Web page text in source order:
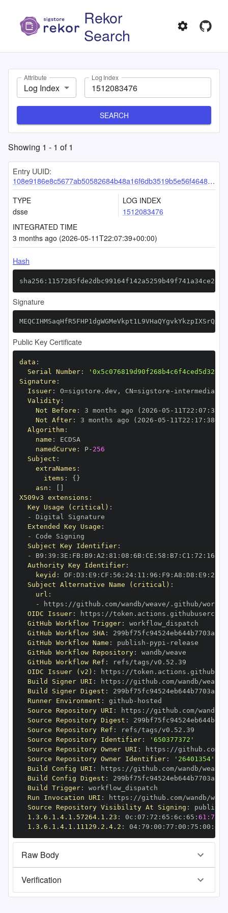
Rekor
Search
Attribute
Log Index
Log Index
SEARCH
Showing 1 - 1 of1
Entry UUID:
108e9186e8c5677ab50582684b48a16f6db3519b5e56f46489fc982b21c67ff8518e8bb02206a742
TYPE
dsse
LOG INDEX
1512083476
INTEGRATED TIME
3 months ago (2026-05-11T22:07:39+00:00)
Hash
Signature
Public Key Certificate
data :
Serial Number:
Signature :
Issuer: O=sigstore.dev , CN=sigstore -
Validity:
Not Before : 3 months ago (2026 -05 - 11T22 : 07 :
Not After: 3 months ago (2026 -05 - 11T22 : 17 : 38+00
Algorithm:
name :
namedCurve : P- 256
Subject :
extraNames :
items : { }
asn :
X509v3 extensions :
Key Usage (critical) :
-
Extended Key Usage :
-
Subject Key Identifier:
-
B9 : 39 : 3E : FB: B9 : A2 : 81 : 08 : 6B: CE : 58 : B7 : C1 : 72 : 16
Authority Key Identifier:
keyid : DF : D3 : E9 : CF : 56 : 24: 11 : 96 : F9 : A8 : D8 : E9 : 28
Subject Alternative Name (critical) :
url :
-
https :
OIDC Issuer: https :
GitHub Workflow Trigger:
GitHub Workflow SHA:
GitHub Workflow Name : publish - pypi -
GitHub Workflow Repository:
GitHub Workflow Ref :
OIDC Issuer (v2) : https :
Build Signer URI : https :
Build Signer Digest :
Runner Environment : github -
Source Repository URI : https :
Source Repository Digest :
Source Repository Ref :
Source Repository Identifier:
'650377372'
Source Repository Owner URI : https :
Source Repository Owner Identifier:
'26401354'
Build Config URI : https :
Build Config Digest :
Build Trigger:
Run Invocation URI : https :
Source Repository Visibility At Signing :
1.3.6.1.4.1.57264.1.23 : 0c : 07 : 72 : 65 : 6c : 65 :
1.3.6.1.4.1.11129.2.4.2 : 04: 79 : 00 : 77 : 00 : 75 : 00 : dd
Raw Body
Verification